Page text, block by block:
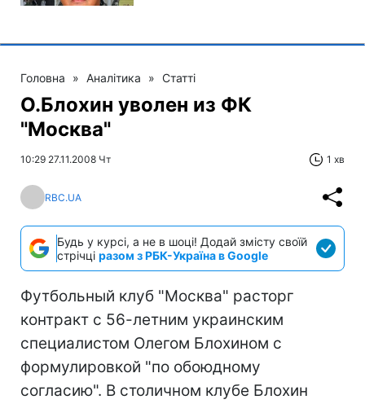
Головна » Аналітика » Статті
О.Блохин уволен из ФК
"Москва"
10:29 27.11.2008 Чт 1 хв
RBC.UA
Будь у курсі, а не в шоці! Додай змісту своїй
стрічці разом з РБК-Україна в Google
Футбольный клуб "Москва" расторг
контракт с 56-летним украинским
специалистом Олегом Блохином с
формулировкой "по обоюдному
согласию". В столичном клубе Блохин